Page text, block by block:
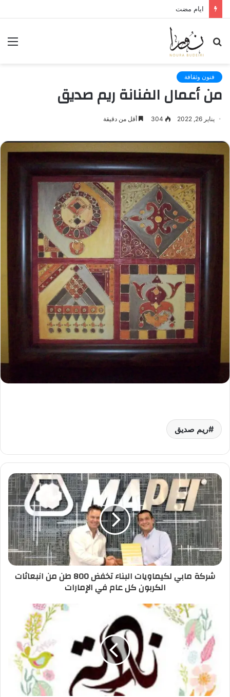
لعنة الذاكرة وذنب النجاة
بحث
عن
فنون وثقافة
من أعمال الفنانة ريم صديق
يناير 26, 2022 304 أقل من دقيقة
ريم صديق‎‎
شركة مابي لكيماويات البناء تخفض 800 طن من انبعاثات
الكربون كل عام في الإمارات